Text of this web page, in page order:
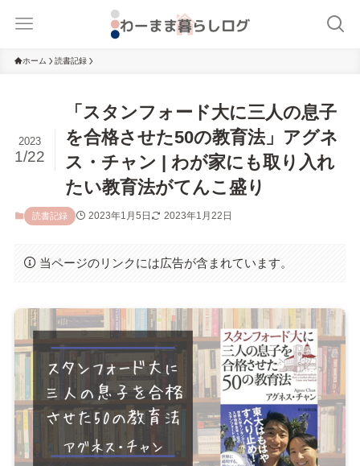
ホーム 読書記録
「スタンフォード大に三人の息子
を合格させた50の教育法」アグネ
ス・チャン | わが家にも取り入れ
たい教育法がてんこ盛り
2023
1/22
読書記録 2023年1月5日 2023年1月22日
当ページのリンクには広告が含まれています。